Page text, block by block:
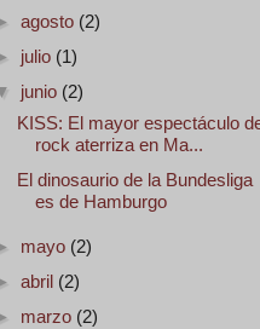
agosto (2)
julio (1)
junio (2)
KISS: El mayor espectáculo
rock aterriza en Ma...
El dinosaurio de la Bundesliga
es de Hamburgo
mayo (2)
abril (2)
marzo (2)